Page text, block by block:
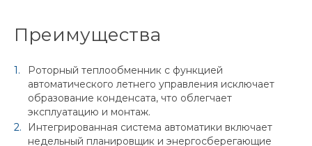
Преимущества
Роторный теплообменник с функцией
автоматического летнего управления исключает
образование конденсата, что облегчает
эксплуатацию и монтаж.
Интегрированная система автоматики включает
недельный планировщик и энергосберегающие